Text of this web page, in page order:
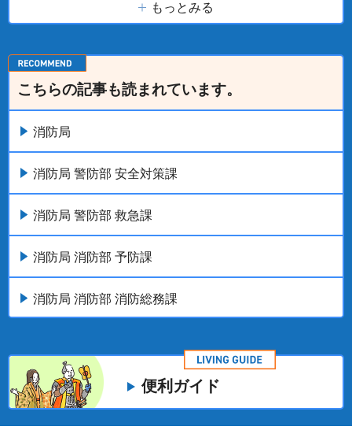
もっとみる
こちらの記事も読まれています。
消防局
消防局 警防部 安全対策課
消防局 警防部 救急課
消防局 消防部 予防課
消防局 消防部 消防総務課
便利ガイド